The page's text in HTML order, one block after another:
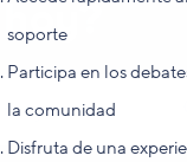
soporte
Participa en los
la comunidad
Disfruta de una